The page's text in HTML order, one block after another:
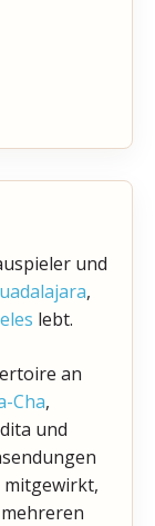
und
,
lebt.
an
Cha,
und
mitgewirkt,